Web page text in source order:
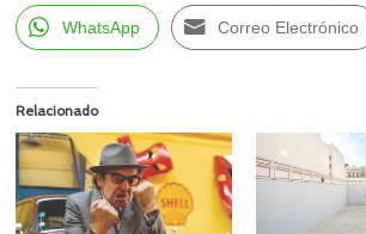
WhatsApp Correo Electrónico
Relacionado